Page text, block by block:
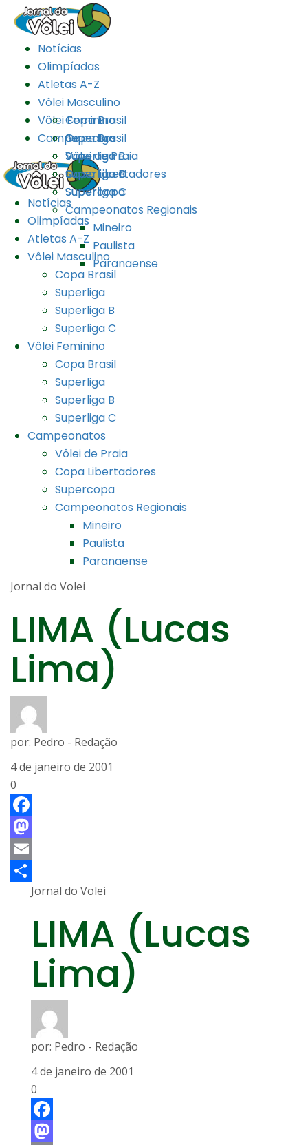
Notícias
Olimpíadas
Atletas A-Z
Vôlei Masculino
Copa Brasil
Superliga
Superliga B
Superliga C
Vôlei Feminino
Copa Brasil
Superliga
Superliga B
Superliga C
Campeonatos
Vôlei de Praia
Copa Libertadores
Supercopa
Campeonatos Regionais
Mineiro
Paulista
Paranaense
Notícias
Olimpíadas
Atletas A-Z
Vôlei Masculino
Copa Brasil
Superliga
Superliga B
Superliga C
Vôlei Feminino
Copa Brasil
Superliga
Superliga B
Superliga C
Campeonatos
Vôlei de Praia
Copa Libertadores
Supercopa
Campeonatos Regionais
Mineiro
Paulista
Paranaense
Jornal do Volei
LIMA (Lucas
Lima)
por: Pedro - Redação
4 de janeiro de 2001
0
Facebook
Mastodon
Email
ShareJornal do Volei
LIMA (Lucas
Lima)
por: Pedro - Redação
4 de janeiro de 2001
0
Facebook